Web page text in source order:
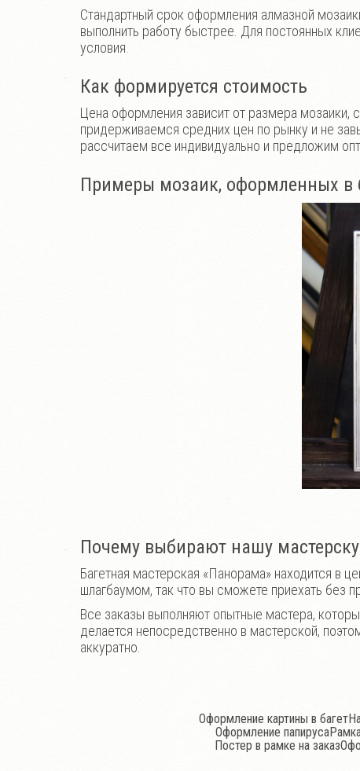
Стандартный срок оформления алмазной
выполнить работу быстрее. Для постоянных
условия.
Как формируется стоимость
Цена оформления зависит от размера мозаики,
придерживаемся средних цен по рынку и не
рассчитаем все индивидуально и предложим
Примеры мозаик, оформленных в
Почему выбирают нашу
Багетная мастерская «Панорама» находится в
шлагбаумом, так что вы сможете приехать без
Все заказы выполняют опытные мастера,
делается непосредственно в мастерской,
аккуратно.
Оформление картины в багет
Оформление папируса
Постер в рамке на заказ